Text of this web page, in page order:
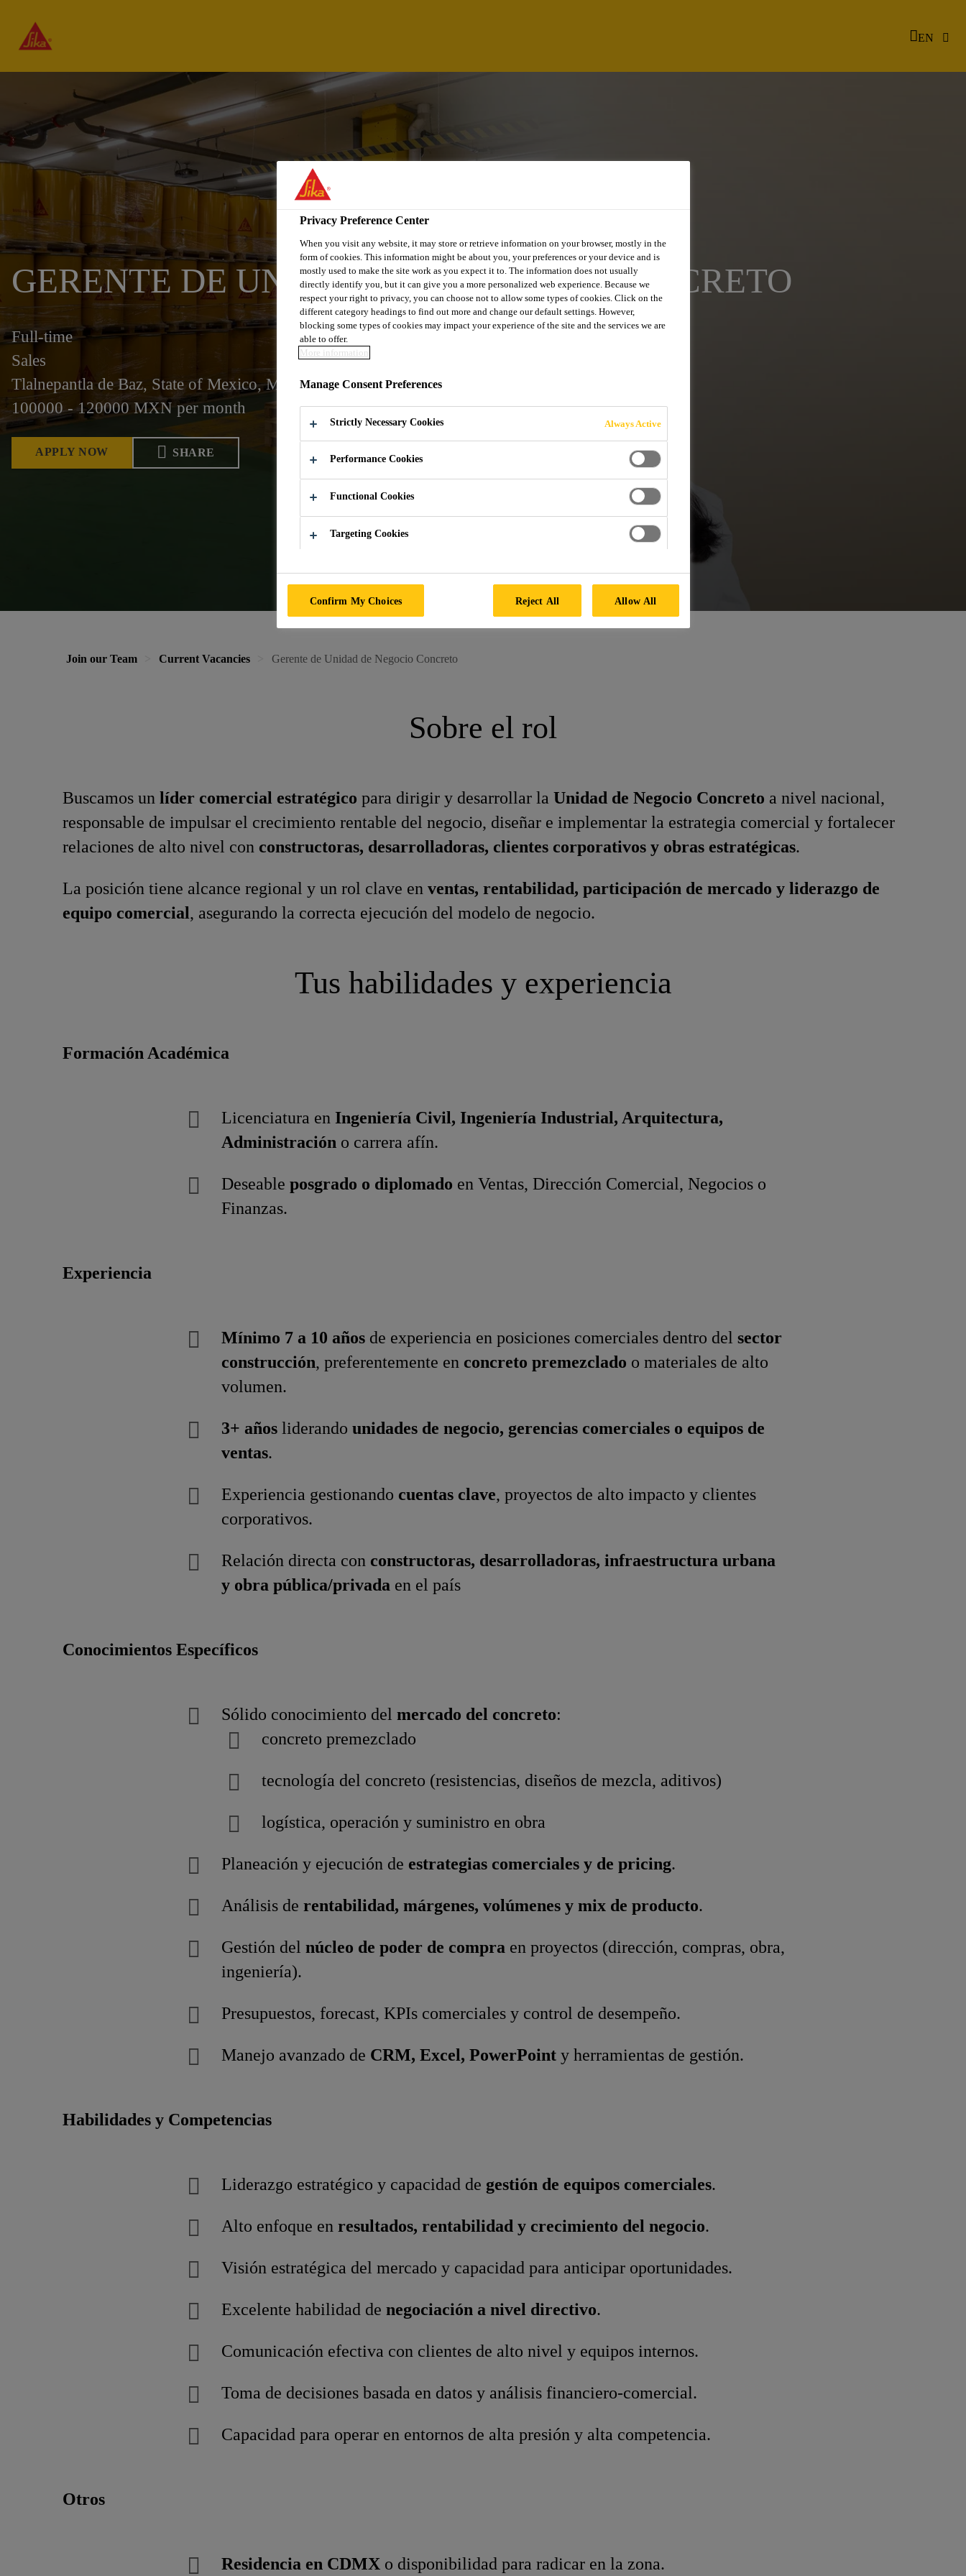
EN
GERENTE DE UNIDAD DE NEGOCIO CONCRETO
Full-time
Sales
Tlalnepantla de Baz, State of Mexico, Mexico
100000 - 120000 MXN per month
APPLY NOW SHARE
Join our Team Current Vacancies Gerente de Unidad de Negocio Concreto
Sobre el rol
Buscamos un líder comercial estratégico para dirigir y desarrollar la Unidad de Negocio Concreto a nivel nacional,
responsable de impulsar el crecimiento rentable del negocio, diseñar e implementar la estrategia comercial y fortalecer
relaciones de alto nivel con constructoras, desarrolladoras, clientes corporativos y obras estratégicas.
La posición tiene alcance regional y un rol clave en ventas, rentabilidad, participación de mercado y liderazgo de
equipo comercial, asegurando la correcta ejecución del modelo de negocio.
Tus habilidades y experiencia
Formación Académica
Licenciatura en Ingeniería Civil, Ingeniería Industrial, Arquitectura,
Administración o carrera afín.
Deseable posgrado o diplomado en Ventas, Dirección Comercial, Negocios o
Finanzas.
Experiencia
Mínimo 7 a 10 años de experiencia en posiciones comerciales dentro del sector
construcción, preferentemente en concreto premezclado o materiales de alto
volumen.
3+ años liderando unidades de negocio, gerencias comerciales o equipos de
ventas.
Experiencia gestionando cuentas clave, proyectos de alto impacto y clientes
corporativos.
Relación directa con constructoras, desarrolladoras, infraestructura urbana
y obra pública/privada en el país
Conocimientos Específicos
Sólido conocimiento del mercado del concreto:
concreto premezclado
tecnología del concreto (resistencias, diseños de mezcla, aditivos)
logística, operación y suministro en obra
Planeación y ejecución de estrategias comerciales y de pricing.
Análisis de rentabilidad, márgenes, volúmenes y mix de producto.
Gestión del núcleo de poder de compra en proyectos (dirección, compras, obra,
ingeniería).
Presupuestos, forecast, KPIs comerciales y control de desempeño.
Manejo avanzado de CRM, Excel, PowerPoint y herramientas de gestión.
Habilidades y Competencias
Liderazgo estratégico y capacidad de gestión de equipos comerciales.
Alto enfoque en resultados, rentabilidad y crecimiento del negocio.
Visión estratégica del mercado y capacidad para anticipar oportunidades.
Excelente habilidad de negociación a nivel directivo.
Comunicación efectiva con clientes de alto nivel y equipos internos.
Toma de decisiones basada en datos y análisis financiero‑comercial.
Capacidad para operar en entornos de alta presión y alta competencia.
Otros
Residencia en CDMX o disponibilidad para radicar en la zona.
Privacy Preference Center
When you visit any website, it may store or retrieve information on your browser, mostly in the
form of cookies. This information might be about you, your preferences or your device and is
mostly used to make the site work as you expect it to. The information does not usually
directly identify you, but it can give you a more personalized web experience. Because we
respect your right to privacy, you can choose not to allow some types of cookies. Click on the
different category headings to find out more and change our default settings. However,
blocking some types of cookies may impact your experience of the site and the services we are
able to offer.
More information
Manage Consent Preferences
Strictly Necessary Cookies Always Active
Performance Cookies
Functional Cookies
Targeting Cookies
Confirm My Choices Reject All Allow All